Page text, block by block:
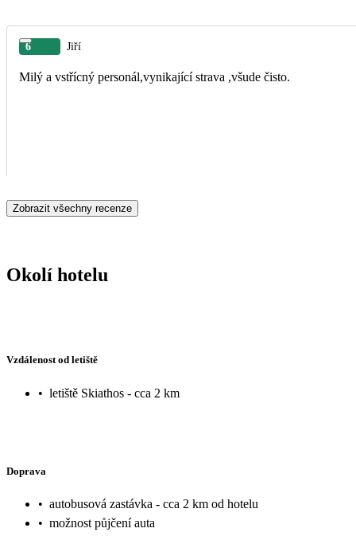
6 Jiří
Milý a vstřícný personál,vynikající strava ,všude čisto.
Zobrazit všechny recenze
Okolí hotelu
Vzdálenost od letiště
• letiště Skiathos - cca 2 km
Doprava
• autobusová zastávka - cca 2 km od hotelu
• možnost půjčení auta